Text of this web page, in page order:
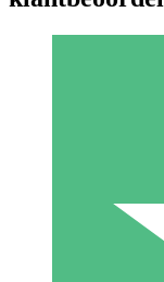
Betaal per gebruik